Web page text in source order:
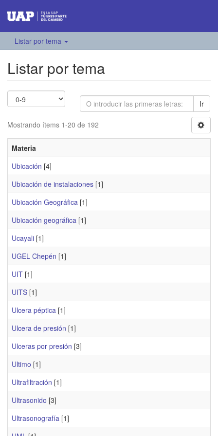
Listar por tema
Listar por tema
Ir
Mostrando ítems 1-20 de 192
Materia
Ubicación [4]
Ubicación de instalaciones [1]
Ubicación Geográfica [1]
Ubicación geográfica [1]
Ucayali [1]
UGEL Chepén [1]
UIT [1]
UITS [1]
Ulcera péptica [1]
Ulcera de presión [1]
Ulceras por presión [3]
Ultimo [1]
Ultrafiltración [1]
Ultrasonido [3]
Ultrasonografía [1]